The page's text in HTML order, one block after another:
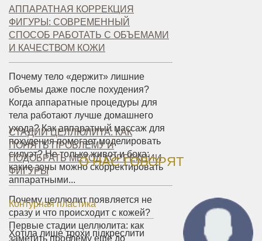
АППАРАТНАЯ КОРРЕКЦИЯ
ФИГУРЫ: СОВРЕМЕННЫЙ
СПОСОБ РАБОТАТЬ С ОБЪЕМАМИ
И КАЧЕСТВОМ КОЖИ
Почему тело «держит» лишние
объемы даже после похудения?
Когда аппаратные процедуры для
тела работают лучше домашнего
ухода? Как аппаратный массаж для
похудения помогает моделировать
силуэт? Не только живот и бока:
какие зоны можно скорректировать
аппаратными...
СТАДИИ ЦЕЛЛЮЛИТА: КАК
ПОНЯТЬ ПРОБЛЕМУ И
ПОДОБРАТЬ МЕТОД КОРРЕКЦИИ
ФИГУРЫ
Почему целлюлит появляется не
сразу и что происходит с кожей?
Первые стадии целлюлита: как
заметить проблему еще до
О НАС ГОВОРЯТ
Контурная пластика
Хотіла лише трохи підкреслити